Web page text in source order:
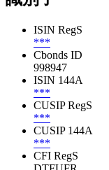
ISIN RegS
***
Cbonds ID
998947
ISIN 144A
***
CUSIP RegS
***
CUSIP 144A
***
CFI RegS